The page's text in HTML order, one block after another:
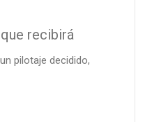
recibirá
pilotaje decidido,